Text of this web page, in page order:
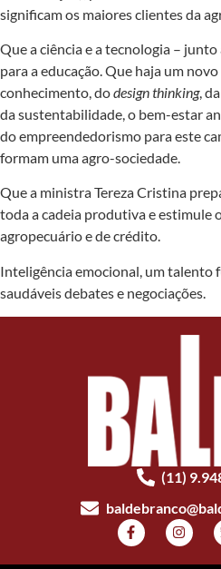
significam os maiores clientes da
Que a ciência e a tecnologia –
para a educação. Que haja um
conhecimento, dodesign thinking,
da sustentabilidade, o bem-estar
do empreendedorismo para este
formam uma agro-sociedade.
Que a ministra Tereza Cristina
toda a cadeia produtiva e estimule
agropecuário e de crédito.
Inteligência emocional, um talento
saudáveis debates e negociações.
(11)